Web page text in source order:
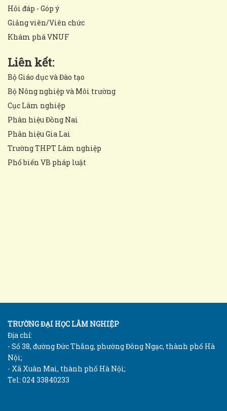
Hỏi đáp - Góp ý
Giảng viên/Viên chức
Khám phá VNUF
Liên kết:
Bộ Giáo dục và Đào tạo
Bộ Nông nghiệp và Môi trường
Cục Lâm nghiệp
Phân hiệu Đồng Nai
Phân hiệu Gia Lai
Trường THPT Lâm nghiệp
Phổ biến VB pháp luật
TRƯỜNG ĐẠI HỌC LÂM NGHIỆP
Địa chỉ:
- Số 38, đường Đức Thắng, phường Đông Ngạc, thành phố Hà
Nội;
- Xã Xuân Mai, thành phố Hà Nội;
Tel: 024 33840233